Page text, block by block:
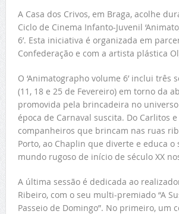
A Casa dos Crivos, em Braga, acolhe
Ciclo de Cinema Infanto-Juvenil
6’. Esta iniciativa é organizada em
Confederação e com a artista plástica
O ‘Animatographo volume 6’ inclui três
(11, 18 e 25 de Fevereiro) em torno da
promovida pela brincadeira no
época de Carnaval suscita. Do Carlitos e
companheiros que brincam nas ruas
Porto, ao Chaplin que diverte e educa o
mundo rugoso de início de século XX
A última sessão é dedicada ao
Ribeiro, com o seu multi-premiado “A
Passeio de Domingo”. No primeiro, um